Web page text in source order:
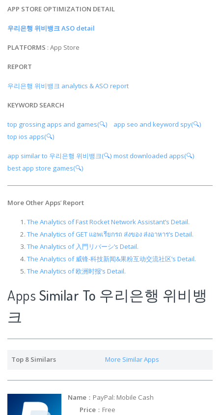
APP STORE OPTIMIZATION DETAIL
우리은행 위비뱅크 ASO detail
PLATFORMS : App Store
REPORT
우리은행 위비뱅크 analytics & ASO report
KEYWORD SEARCH
top grossing apps and games(🔍)
app seo and keyword spy(🔍)
top ios apps(🔍)
app similar to 우리은행 위비뱅크(🔍) most downloaded apps(🔍)
best app store games(🔍)
More Other Apps’ Report
The Analytics of Fast Rocket Network Assistant’s Detail.
The Analytics of GET แอพเรียกรถ ส่งของ ส่งอาหาร’s Detail.
The Analytics of 入門リバーシ’s Detail.
The Analytics of 威锋-科技新闻&果粉互动交流社区’s Detail.
The Analytics of 欧洲时报’s Detail.
Apps Similar To 우리은행 위비뱅
크
Top 8 Similars More Similar Apps
Name ：PayPal: Mobile Cash
Price ：Free